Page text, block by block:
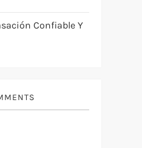
Confiable Y